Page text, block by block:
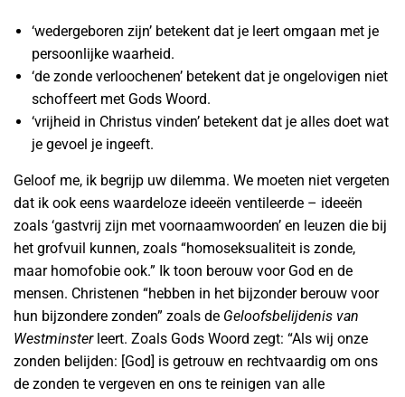
‘wedergeboren zijn’ betekent dat je leert omgaan met je
persoonlijke waarheid.
‘de zonde verloochenen’ betekent dat je ongelovigen niet
schoffeert met Gods Woord.
‘vrijheid in Christus vinden’ betekent dat je alles doet wat
je gevoel je ingeeft.
Geloof me, ik begrijp uw dilemma. We moeten niet vergeten
dat ik ook eens waardeloze ideeën ventileerde – ideeën
zoals ‘gastvrij zijn met voornaamwoorden’ en leuzen die bij
het grofvuil kunnen, zoals “homoseksualiteit is zonde,
maar homofobie ook.” Ik toon berouw voor God en de
mensen. Christenen “hebben in het bijzonder berouw voor
hun bijzondere zonden” zoals de Geloofsbelijdenis van
Westminsterleert. Zoals Gods Woord zegt: “Als wij onze
zonden belijden: [God] is getrouw en rechtvaardig om ons
de zonden te vergeven en ons te reinigen van alle